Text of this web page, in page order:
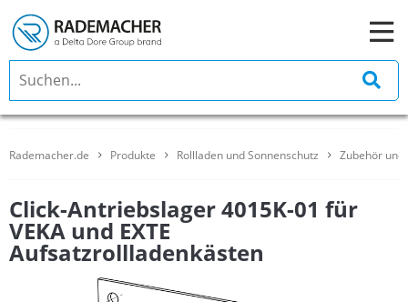
Rademacher.de Produkte Rollladen und Sonnenschutz Zubehör und
Click-Antriebslager 4015K-01 für
VEKA und EXTE
Aufsatzrollladenkästen